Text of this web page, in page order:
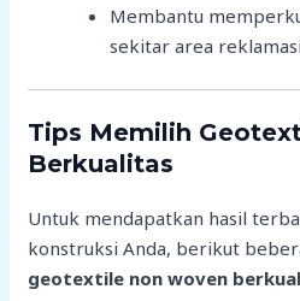
Membantu
sekitar area
Tips Memilih
Berkualitas
Untuk mendapatkan hasil
konstruksi Anda, berikut
geotextile non woven